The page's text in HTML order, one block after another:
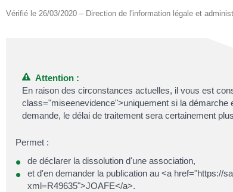
Vérifié le 26/03/2020 – Direction de l'information légale et
Attention :
En raison des circonstances actuelles, il vous est
class="miseenevidence">uniquement si la
demande, le délai de traitement sera certainement
Permet :
de déclarer la dissolution d'une association,
et d'en demander la publication au <a href="https://
xml=R49635">JOAFE</a>.